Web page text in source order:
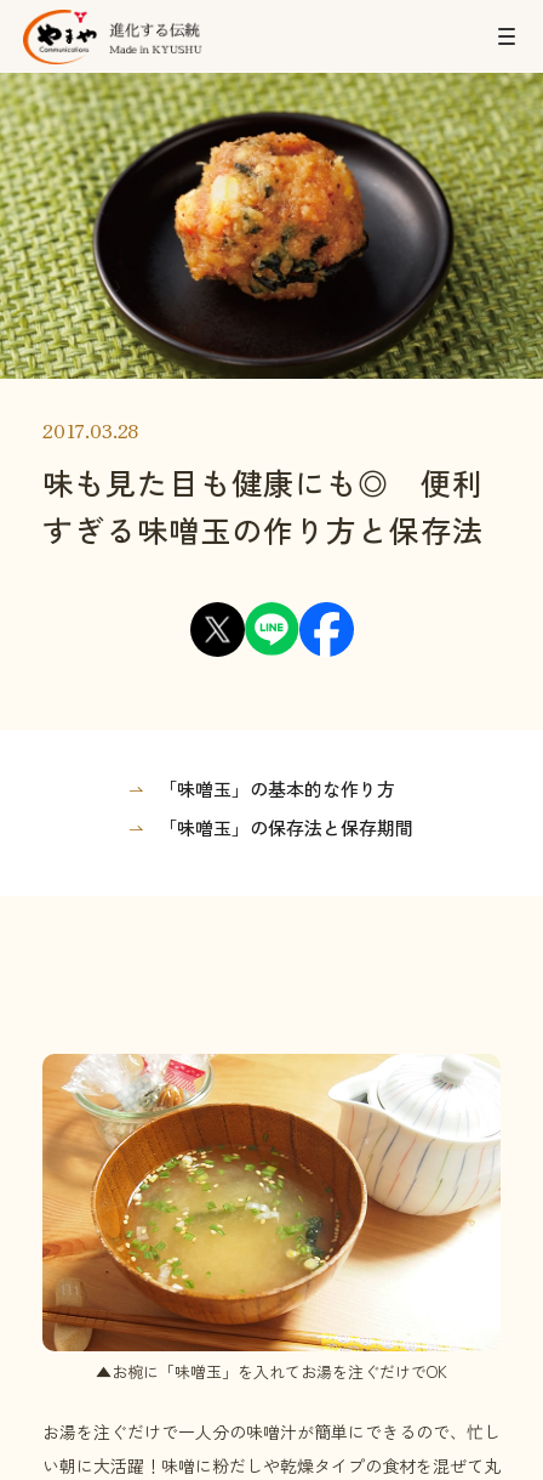
2017.03.28
味も見た目も健康にも◎ 便利
すぎる味噌玉の作り方と保存法
「味噌玉」の基本的な作り方
「味噌玉」の保存法と保存期間
お湯を注ぐだけで一人分の味噌汁が簡単にできるので、忙し
い朝に大活躍！味噌に粉だしや乾燥タイプの食材を混ぜて丸
▲お椀に「味噌玉」を入れてお湯を注ぐだけでOK